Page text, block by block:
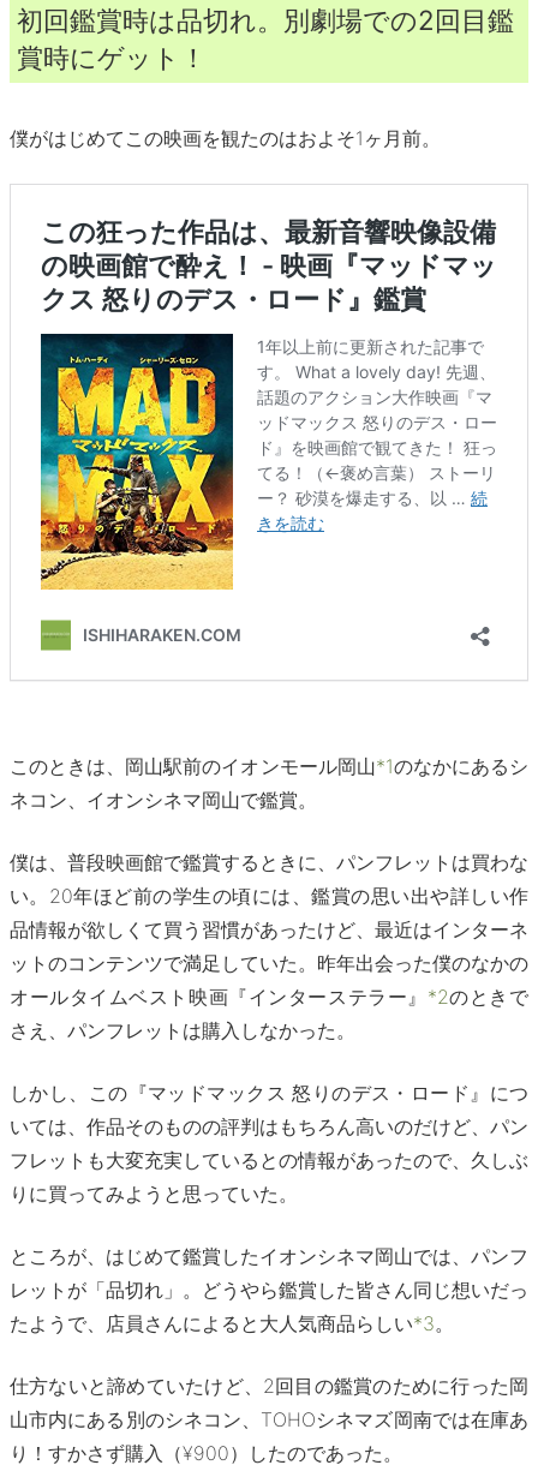
初回鑑賞時は品切れ。別劇場での2回目鑑
賞時にゲット！
僕がはじめてこの映画を観たのはおよそ1ヶ月前。
このときは、岡山駅前のイオンモール岡山*1のなかにあるシ
ネコン、イオンシネマ岡山で鑑賞。
僕は、普段映画館で鑑賞するときに、パンフレットは買わな
い。20年ほど前の学生の頃には、鑑賞の思い出や詳しい作
品情報が欲しくて買う習慣があったけど、最近はインターネ
ットのコンテンツで満足していた。昨年出会った僕のなかの
オールタイムベスト映画『インターステラー』 *2のときで
さえ、パンフレットは購入しなかった。
しかし、この『マッドマックス 怒りのデス・ロード』につ
いては、作品そのものの評判はもちろん高いのだけど、パン
フレットも大変充実しているとの情報があったので、久しぶ
りに買ってみようと思っていた。
ところが、はじめて鑑賞したイオンシネマ岡山では、パンフ
レットが「品切れ」。どうやら鑑賞した皆さん同じ想いだっ
たようで、店員さんによると大人気商品らしい*3。
仕方ないと諦めていたけど、2回目の鑑賞のために行った岡
山市内にある別のシネコン、TOHOシネマズ岡南では在庫あ
り！すかさず購入（¥900）したのであった。